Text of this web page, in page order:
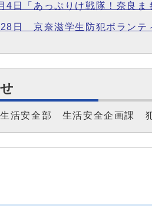
4日「あっぷりけ戦隊！奈良
日 京奈滋学生防犯ボランテ
生活安全部 生活安全企画課